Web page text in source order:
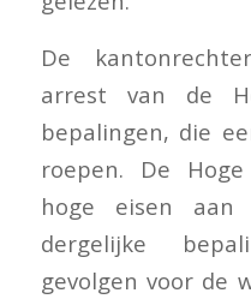
De
arrest van de
bepalingen, die
roepen. De
hoge eisen aan
dergelijke
gevolgen voor de